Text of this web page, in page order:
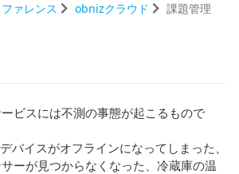
ファレンス obnizクラウド 課題管理
ビスには不測の事態が起こるもので
バイスがオフラインになってしまった、
ーが見つからなくなった、冷蔵庫の温